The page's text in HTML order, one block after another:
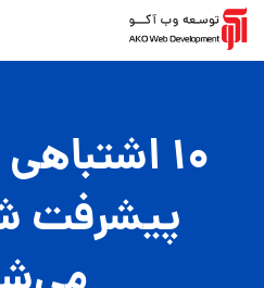
۱۰
پیشرفت